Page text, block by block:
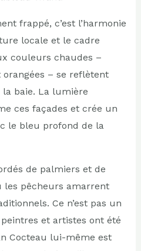
frappé, c’est l’harmonie
locale et le cadre
couleurs chaudes –
– se reflètent
la baie. La lumière
ces façades et crée un
le bleu profond de la
de palmiers et de
les pêcheurs amarrent
Ce n’est pas un
et artistes ont été
Cocteau lui-même est